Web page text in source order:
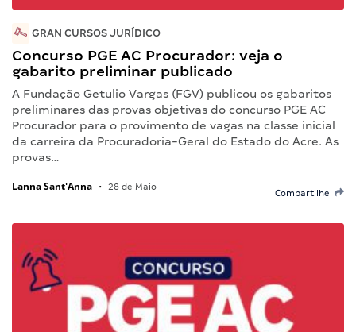
GRAN CURSOS JURÍDICO
Concurso PGE AC Procurador: veja o
gabarito preliminar publicado
A Fundação Getulio Vargas (FGV) publicou os gabaritos
preliminares das provas objetivas do concurso PGE AC
Procurador para o provimento de vagas na classe inicial
da carreira da Procuradoria-Geral do Estado do Acre. As
provas…
Lanna Sant'Anna • 28 de Maio
Compartilhe